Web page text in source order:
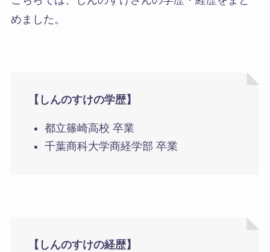
めました。
【しんのすけの学歴】
都立篠崎高校 卒業
千葉商科大学商経学部 卒業
【しんのすけの経歴】